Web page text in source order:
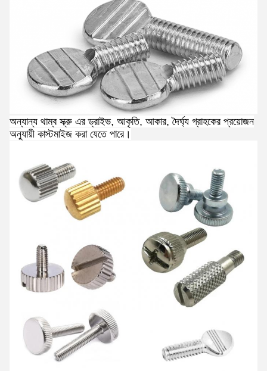
অন্যান্য থাম্ব স্ক্রু এর ড্রাইভ, আকৃতি, আকার, দৈর্ঘ্য গ্রাহকের প্রয়োজন
অনুযায়ী কাস্টমাইজ করা যেতে পারে।